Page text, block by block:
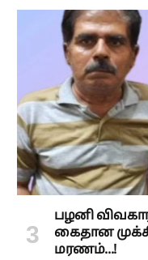
பழனி
கைதான
மரணம்...!